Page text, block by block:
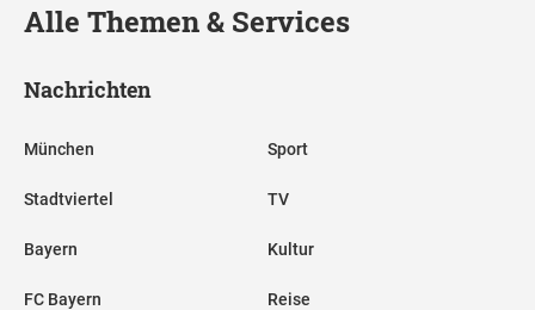
Alle Themen & Services
Nachrichten
München
Stadtviertel
Bayern
FC Bayern
Sport
TV
Kultur
Reise